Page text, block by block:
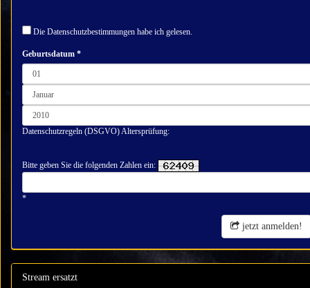
Die Datenschutzbestimmungen habe ich gelesen.
Geburtsdatum *
Datenschutzregeln (DSGVO) Altersprüfung:
Bitte geben Sie die folgenden Zahlen ein:
*
jetzt anmelden!
Stream ersatzt